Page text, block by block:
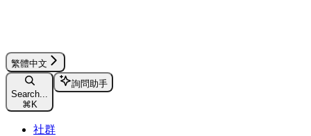
繁體中文
Search...
⌘ K
詢問助手
社群